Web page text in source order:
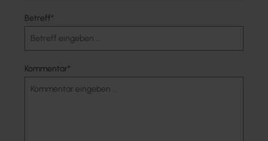
Betreff*
Kommentar*